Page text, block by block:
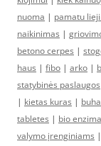
nuoma | pamatu
naikinimas |
betono cerpes |
haus | fibo | arko |
statybinės paslaugos
| kietas kuras |
tabletes | bio
valymo įrenginiams |